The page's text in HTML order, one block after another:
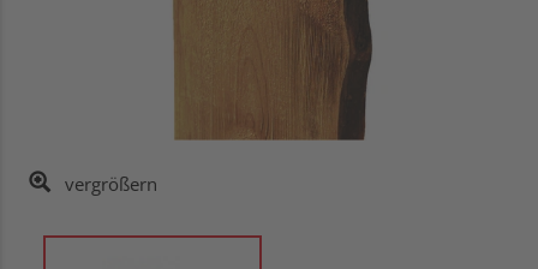
vergrößern